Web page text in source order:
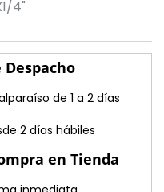
4"
Despacho
de 1 a 2 días
2 días hábiles
en Tienda